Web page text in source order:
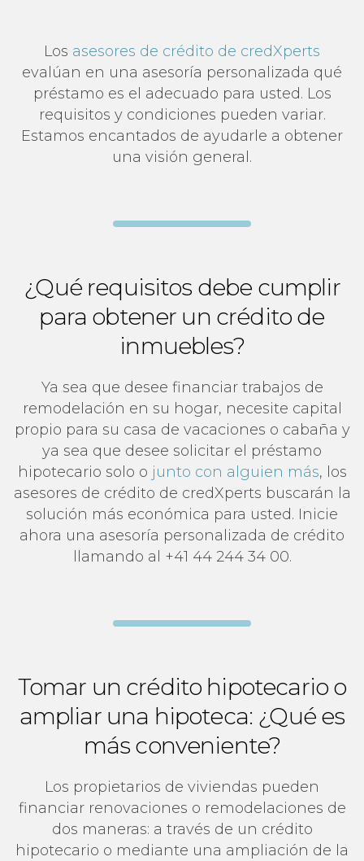
Los asesores de crédito de credXperts
evalúan en una asesoría personalizada qué
préstamo es el adecuado para usted. Los
requisitos y condiciones pueden variar.
Estamos encantados de ayudarle a obtener
una visión general.
¿Qué requisitos debe cumplir
para obtener un crédito de
inmuebles?
Ya sea que desee financiar trabajos de
remodelación en su hogar, necesite capital
propio para su casa de vacaciones o cabaña y
ya sea que desee solicitar el préstamo
hipotecario solo o junto con alguien más, los
asesores de crédito de credXperts buscarán la
solución más económica para usted. Inicie
ahora una asesoría personalizada de crédito
llamando al +41 44 244 34 00.
Tomar un crédito hipotecario o
ampliar una hipoteca: ¿Qué es
más conveniente?
Los propietarios de viviendas pueden
financiar renovaciones o remodelaciones de
dos maneras: a través de un crédito
hipotecario o mediante una ampliación de la